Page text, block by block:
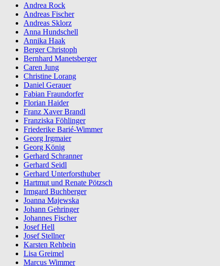
Andrea Rock
Andreas Fischer
Andreas Sklorz
Anna Hundschell
Annika Haak
Berger Christoph
Bernhard Manetsberger
Caren Jung
Christine Lorang
Daniel Gerauer
Fabian Fraundorfer
Florian Haider
Franz Xaver Brandl
Franziska Föhlinger
Friederike Barié-Wimmer
Georg Irgmaier
Georg König
Gerhard Schranner
Gerhard Seidl
Gerhard Unterforsthuber
Hartmut und Renate Pötzsch
Irmgard Buchberger
Joanna Majewska
Johann Gehringer
Johannes Fischer
Josef Hell
Josef Stellner
Karsten Rehbein
Lisa Greimel
Marcus Wimmer